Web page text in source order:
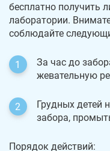
бесплатно получить
лаборатории.
соблюдайте
За час до
жевательную
Грудных детей
забора,
Порядок действий: